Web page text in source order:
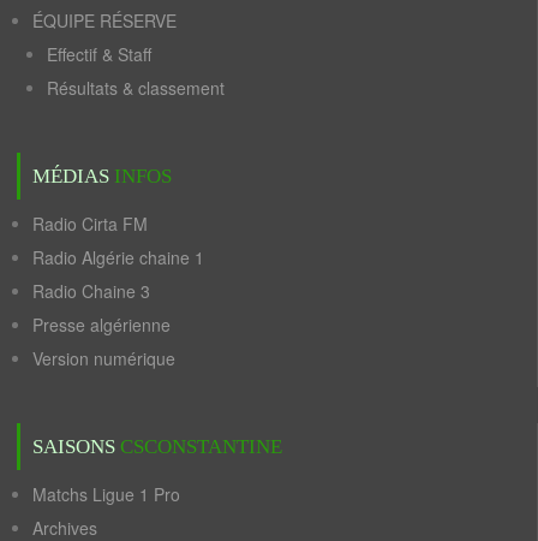
ÉQUIPE RÉSERVE
Effectif & Staff
Résultats & classement
MÉDIAS INFOS
Radio Cirta FM
Radio Algérie chaine 1
Radio Chaine 3
Presse algérienne
Version numérique
SAISONS CSCONSTANTINE
Matchs Ligue 1 Pro
Archives